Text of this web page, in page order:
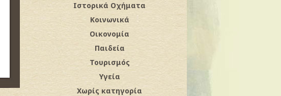
Ιστορικά Οχήματα
Κοινωνικά
Οικονομία
Παιδεία
Τουρισμός
Υγεία
Χωρίς κατηγορία